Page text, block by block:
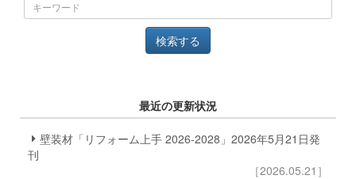
最近の更新状況
壁装材「リフォーム上手 2026-2028」2026年5月21日発
刊
［2026.05.21］